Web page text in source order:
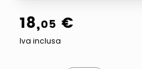
18,05 €
Iva inclusa